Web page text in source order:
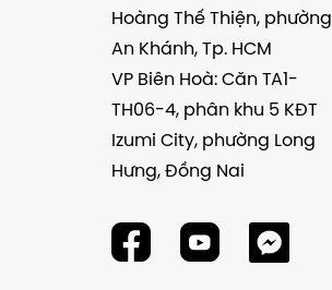
Hoàng Thế Thiện, phường
An Khánh, Tp. HCM
VP Biên Hoà: Căn TA1-
TH06-4, phân khu 5 KĐT
Izumi City, phường Long
Hưng, Đồng Nai